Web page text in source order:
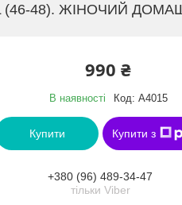
(46-48). ЖІНОЧИЙ
990 ₴
В наявності Код: A4015
Купити Купити з
+380 (96) 489-34-47
тільки Viber